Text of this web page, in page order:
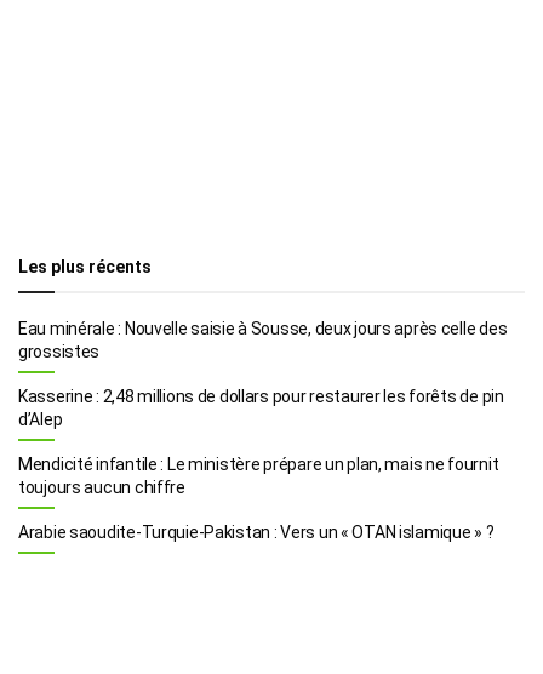
Les plus récents
Eau minérale : Nouvelle saisie à Sousse, deux jours après celle des
grossistes
Kasserine : 2,48 millions de dollars pour restaurer les forêts de pin
d’Alep
Mendicité infantile : Le ministère prépare un plan, mais ne fournit
toujours aucun chiffre
Arabie saoudite-Turquie-Pakistan : Vers un « OTAN islamique » ?